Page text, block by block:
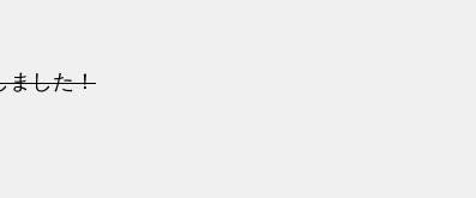
ました！